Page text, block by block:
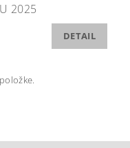
2025
DETAIL